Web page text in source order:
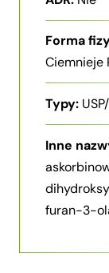
Forma
Ciemnieje
Typy:
Inne
furan-3-